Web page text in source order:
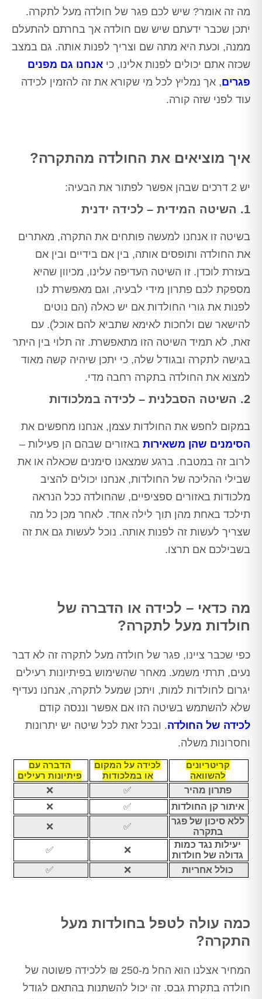
מה זה אומר? שיש לכם פגר של חולדה מעל לתקרה.
יתכן שכבר ידעתם שיש שם חולדה אך בחרתם להתעלם
ממנה, וכעת היא מתה שם וצריך לפנות אותה. גם במצב
שכזה אתם יכולים לפנות אלינו, כי אנחנו גם מפנים
פגרים, אך נמליץ לכל מי שקורא את זה להזמין לכידה
עוד לפני שזה קורה.
איך מוציאים את החולדה מהתקרה?
יש 2 דרכים שבהן אפשר לפתור את הבעיה:
1. השיטה המידית – לכידה ידנית
בשיטה זו אנחנו למעשה פותחים את התקרה, מאתרים
את החולדה ותופסים אותה, בין אם בידיים ובין אם
בעזרת לוכדן. זו השיטה העדיפה עלינו, מכיוון שהיא
מספקת לכם פתרון מידי לבעיה, וגם מאפשרת לנו
לפנות את גורי החולדות אם יש כאלה (הם נוטים
להישאר שם ולחכות לאימא שתביא להם אוכל). עם
זאת, לא תמיד השיטה הזו מתאפשרת. זה תלוי בין היתר
בגישה לתקרה ובגודל שלה, כי יתכן שיהיה קשה מאוד
למצוא את החולדה בתקרה רחבה מדי.
2. השיטה הסבלנית – לכידה במלכודות
במקום לחפש את החולדות עצמן, אנחנו מחפשים את
הסימנים שהן משאירות באזורים שבהם הן פעילות –
לרוב זה במטבח. ברגע שמצאנו סימנים שכאלה או את
שבילי ההליכה של החולדות, אנחנו יכולים להציב
מלכודות באזורים ספציפיים, שהחולדה ככל הנראה
תילכד באחת מהן תוך לילה אחד. לאחר מכן כל מה
שצריך לעשות זה לפנות אותה. נוכל לעשות גם את זה
בשבילכם אם תרצו.
מה כדאי – לכידה או הדברה של
חולדות מעל לתקרה?
כפי שכבר ציינו, פגר של חולדה מעל לתקרה זה לא דבר
נעים, תרתי משמע. מאחר שהשימוש בפיתיונות רעילים
יגרום לחולדות למות, ויתכן שמעל לתקרה, אנחנו נעדיף
שלא להשתמש בשיטה הזו אם אפשר וננסה קודם
לכידה של החולדה. ובכל זאת לכל שיטה יש יתרונות
וחסרונות משלה.
קריטריונים
להשוואה
לכידה על המקום
או במלכודות
הדברה עם
פיתיונות רעילים
פתרון מהיר
✅
❌
איתור קן החולדות
✅
❌
ללא סיכון של פגר
בתקרה
✅
❌
יעילות נגד כמות
גדולה של חולדות
❌
✅
כולל אחריות
❌
✅
כמה עולה לטפל בחולדות מעל
התקרה?
המחיר אצלנו הוא החל מ-250 ₪ ללכידה פשוטה של
חולדה בתקרת גבס. זה יכול להשתנות בהתאם לגודל